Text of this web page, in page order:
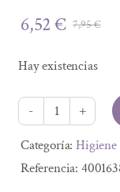
7,95€El
6,52€
El
es:
Hay existencias
BALSAMO
Alternative:
Categoría:
Referencia: